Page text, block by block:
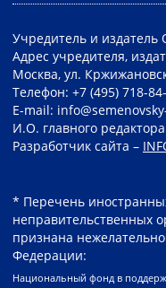
Учредитель и
Адрес учредителя,
Москва, ул.
Телефон: +7 (495) 718-
E-mail:
И.О. главного
Разработчик сайта –
* Перечень
неправительственных
признана
Федерации:
Национальный фонд в